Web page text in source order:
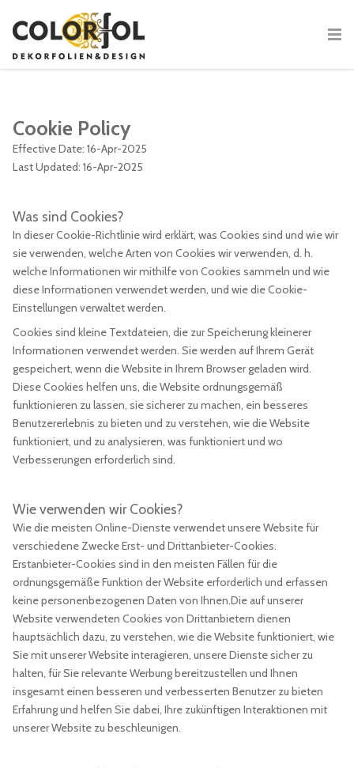
Cookie Policy
Effective Date: 16-Apr-2025
Last Updated: 16-Apr-2025
Was sind Cookies?
In dieser Cookie-Richtlinie wird erklärt, was Cookies sind und wie wir
sie verwenden, welche Arten von Cookies wir verwenden, d. h.
welche Informationen wir mithilfe von Cookies sammeln und wie
diese Informationen verwendet werden, und wie die Cookie-
Einstellungen verwaltet werden.
Cookies sind kleine Textdateien, die zur Speicherung kleinerer
Informationen verwendet werden. Sie werden auf Ihrem Gerät
gespeichert, wenn die Website in Ihrem Browser geladen wird.
Diese Cookies helfen uns, die Website ordnungsgemäß
funktionieren zu lassen, sie sicherer zu machen, ein besseres
Benutzererlebnis zu bieten und zu verstehen, wie die Website
funktioniert, und zu analysieren, was funktioniert und wo
Verbesserungen erforderlich sind.
Wie verwenden wir Cookies?
Wie die meisten Online-Dienste verwendet unsere Website für
verschiedene Zwecke Erst- und Drittanbieter-Cookies.
Erstanbieter-Cookies sind in den meisten Fällen für die
ordnungsgemäße Funktion der Website erforderlich und erfassen
keine personenbezogenen Daten von Ihnen.Die auf unserer
Website verwendeten Cookies von Drittanbietern dienen
hauptsächlich dazu, zu verstehen, wie die Website funktioniert, wie
Sie mit unserer Website interagieren, unsere Dienste sicher zu
halten, für Sie relevante Werbung bereitzustellen und Ihnen
insgesamt einen besseren und verbesserten Benutzer zu bieten
Erfahrung und helfen Sie dabei, Ihre zukünftigen Interaktionen mit
unserer Website zu beschleunigen.